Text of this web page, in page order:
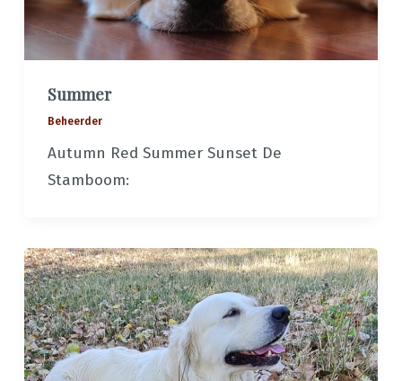
Summer
Beheerder
Autumn Red Summer Sunset De
Stamboom: